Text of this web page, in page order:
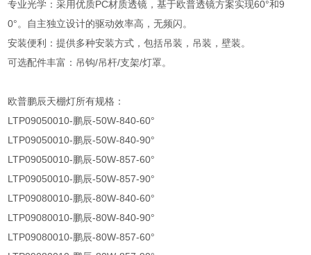
专业光学：采用优质PC材质透镜，基于欧普透镜方案实现60°和9
0°。自主独立设计的驱动效率高，无频闪。
安装便利：提供多种安装方式，包括吊装，吊装，壁装。
可选配件丰富：吊钩/吊杆/支架/灯罩。
欧普鹏辰天棚灯所有规格：
LTP09050010-鹏辰-50W-840-60°
LTP09050010-鹏辰-50W-840-90°
LTP09050010-鹏辰-50W-857-60°
LTP09050010-鹏辰-50W-857-90°
LTP09080010-鹏辰-80W-840-60°
LTP09080010-鹏辰-80W-840-90°
LTP09080010-鹏辰-80W-857-60°